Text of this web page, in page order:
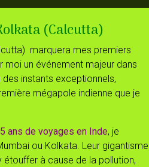
(Calcutta)
marquera mes premiers
moi un événement majeur dans
instants exceptionnels,
mégapole indienne que je
ans de voyages en Inde, je
ou Kolkata. Leur gigantisme
étouffer à cause de la pollution,